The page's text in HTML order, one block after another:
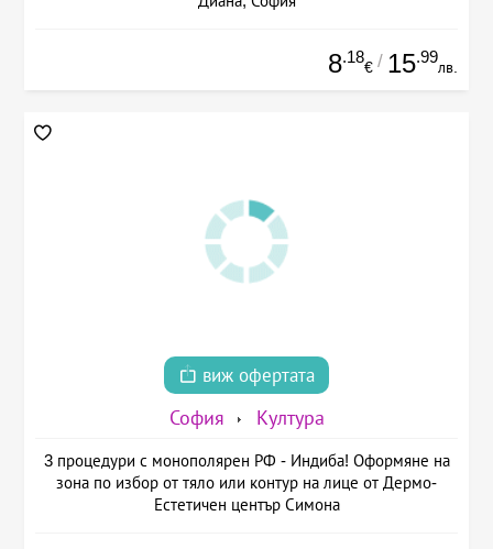
8.18
€ / 15.99
лв.
виж офертата
София Култура
3 процедури с монополярен РФ - Индиба! Оформяне на
зона по избор от тяло или контур на лице от Дермо-
Естетичен център Симона